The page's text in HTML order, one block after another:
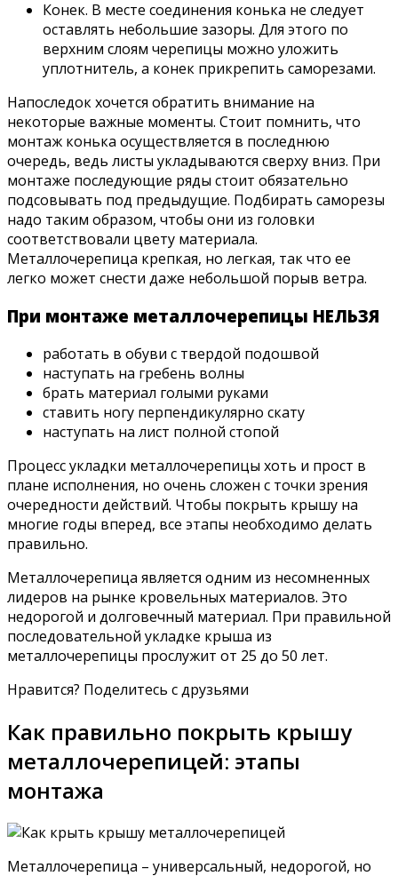
Конек. В месте соединения конька не следует
оставлять небольшие зазоры. Для этого по
верхним слоям черепицы можно уложить
уплотнитель, а конек прикрепить саморезами.
Напоследок хочется обратить внимание на
некоторые важные моменты. Стоит помнить, что
монтаж конька осуществляется в последнюю
очередь, ведь листы укладываются сверху вниз. При
монтаже последующие ряды стоит обязательно
подсовывать под предыдущие. Подбирать саморезы
надо таким образом, чтобы они из головки
соответствовали цвету материала.
Металлочерепица крепкая, но легкая, так что ее
легко может снести даже небольшой порыв ветра.
При монтаже металлочерепицы НЕЛЬЗЯ
работать в обуви с твердой подошвой
наступать на гребень волны
брать материал голыми руками
ставить ногу перпендикулярно скату
наступать на лист полной стопой
Процесс укладки металлочерепицы хоть и прост в
плане исполнения, но очень сложен с точки зрения
очередности действий. Чтобы покрыть крышу на
многие годы вперед, все этапы необходимо делать
правильно.
Металлочерепица является одним из несомненных
лидеров на рынке кровельных материалов. Это
недорогой и долговечный материал. При правильной
последовательной укладке крыша из
металлочерепицы прослужит от 25 до 50 лет.
Нравится? Поделитесь с друзьями
Как правильно покрыть крышу
металлочерепицей: этапы
монтажа
Металлочерепица – универсальный, недорогой, но